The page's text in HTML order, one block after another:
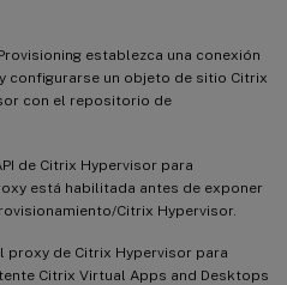
establezca una conexión
configurarse un objeto de sitio Citrix
con el repositorio de
de Citrix Hypervisor para
está habilitada antes de exponer
Citrix Hypervisor.
proxy de Citrix Hypervisor para
Citrix Virtual Apps and Desktops